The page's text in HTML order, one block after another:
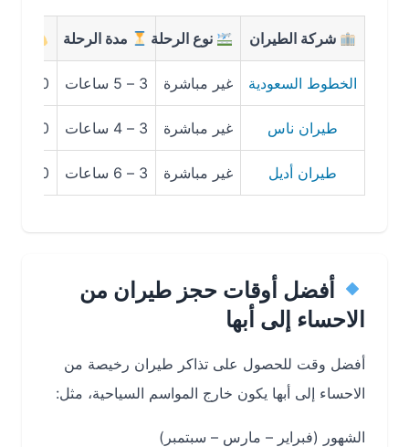
شركة الطيران نوع الرحلة مدة الرحلة متوسط
الخطوط السعودية غير مباشرة 3 – 5 ساعات 350 – 620 SAR
طيران ناس غير مباشرة 3 – 4 ساعات 280 – 520 SAR
طيران أديل غير مباشرة 3 – 6 ساعات 240 – 460 SAR
أفضل أوقات حجز طيران من
الاحساء إلى أبها
أفضل وقت للحصول على تذاكر طيران رخيصة من
الاحساء إلى أبها يكون خارج المواسم السياحية، مثل:
الشهور (فبراير – مارس – سبتمبر)